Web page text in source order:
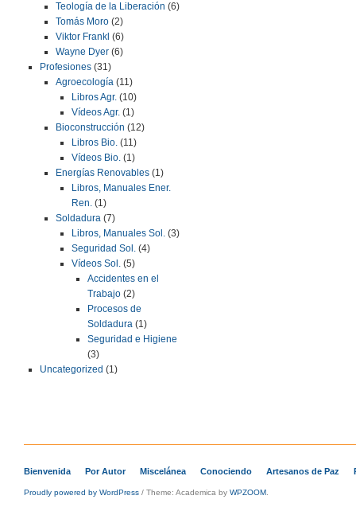
Teología de la Liberación (6)
Tomás Moro (2)
Viktor Frankl (6)
Wayne Dyer (6)
Profesiones (31)
Agroecología (11)
Libros Agr. (10)
Vídeos Agr. (1)
Bioconstrucción (12)
Libros Bio. (11)
Vídeos Bio. (1)
Energías Renovables (1)
Libros, Manuales Ener.
Ren. (1)
Soldadura (7)
Libros, Manuales Sol. (3)
Seguridad Sol. (4)
Vídeos Sol. (5)
Accidentes en el
Trabajo (2)
Procesos de
Soldadura (1)
Seguridad e Higiene
(3)
Uncategorized (1)
Bienvenida Por Autor Miscelánea Conociendo Artesanos de Paz
Proudly powered by WordPress / Theme: Academica by WPZOOM.